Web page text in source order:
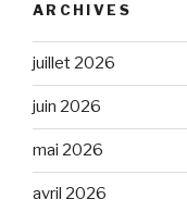
ARCHIVES
juillet 2026
juin 2026
mai 2026
avril 2026